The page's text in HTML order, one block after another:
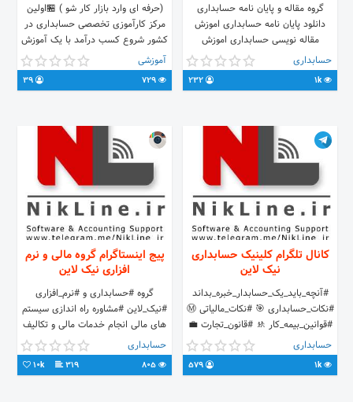
گروه مقاله و پایان نامه حسابداری
دانلود پایان نامه حسابداری اموزش
مقاله نویسی حسابداری اموزش
پروپوزال حسابداریحسابداری
1k
(حرفه ای وارد بازار کار شو ) 🏪اولین
مرکز کارآموزی تخصصی حسابداری در
کشور شروع کسب درآمد با یک آموزش
ساده و تضمین شده [[هرگونه کپی
برداری از پکیج پیگرد قانونی دارد]] :لینک
دانلود نقشه
آموزشی
کانال تلگرام کلینیک حسابداری
نیک لاین
#آنچه_باید_یک_حسابدار_خبره_بداند
#نکات_حسابداری 🎯 #نکات_مالیاتی Ⓜ️
#قوانین_بیمه_کار 🚸 #قانون_تجارت 💼
#آموزش_اکسل 🎥 #آموزش_نرم_افزار
💻 #فایل_کاربردی 📥 #اخبار_اقتصادی
🌐 #پرسش_پاسخ ⁉️ #فرصت_شغلی 🕵️‍♂️
حسابداری
1k
پیج اینستاگرام گروه مالی و نرم
افزاری نیک لاین
گروه #حسابداری و #نرم_افزاری
#نیک_لاین #مشاوره راه اندازی سیستم
های مالی انجام خدمات مالی و تکالیف
قانونی مدیر: امیر خلیلی
@amirkhalili1982
حسابداری
319
10k